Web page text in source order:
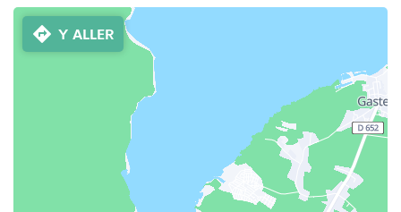
Y ALLER